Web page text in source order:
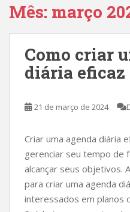
Mês: março
Como criar
diária eficaz
21 de março de 2024
Criar uma agenda diária
gerenciar seu tempo de
alcançar seus objetivos.
para criar uma agenda
interessados em planos